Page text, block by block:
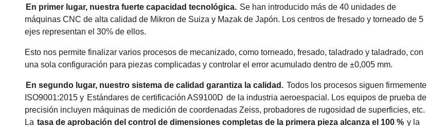
En primer lugar, nuestra fuerte capacidad tecnológica. Se han introducido más de 40 unidades de
máquinas CNC de alta calidad de Mikron de Suiza y Mazak de Japón. Los centros de fresado y torneado de 5
ejes representan el 30% de ellos.
Esto nos permite finalizar varios procesos de mecanizado, como torneado, fresado, taladrado y taladrado, con
una sola configuración para piezas complicadas y controlar el error acumulado dentro de ±0,005 mm.
En segundo lugar, nuestro sistema de calidad garantiza la calidad. Todos los procesos siguen firmemente
ISO9001:2015 y Estándares de certificación AS9100D de la industria aeroespacial. Los equipos de prueba de
precisión incluyen máquinas de medición de coordenadas Zeiss, probadores de rugosidad de superficies, etc.
La tasa de aprobación del control de dimensiones completas de la primera pieza alcanza el 100 % y la